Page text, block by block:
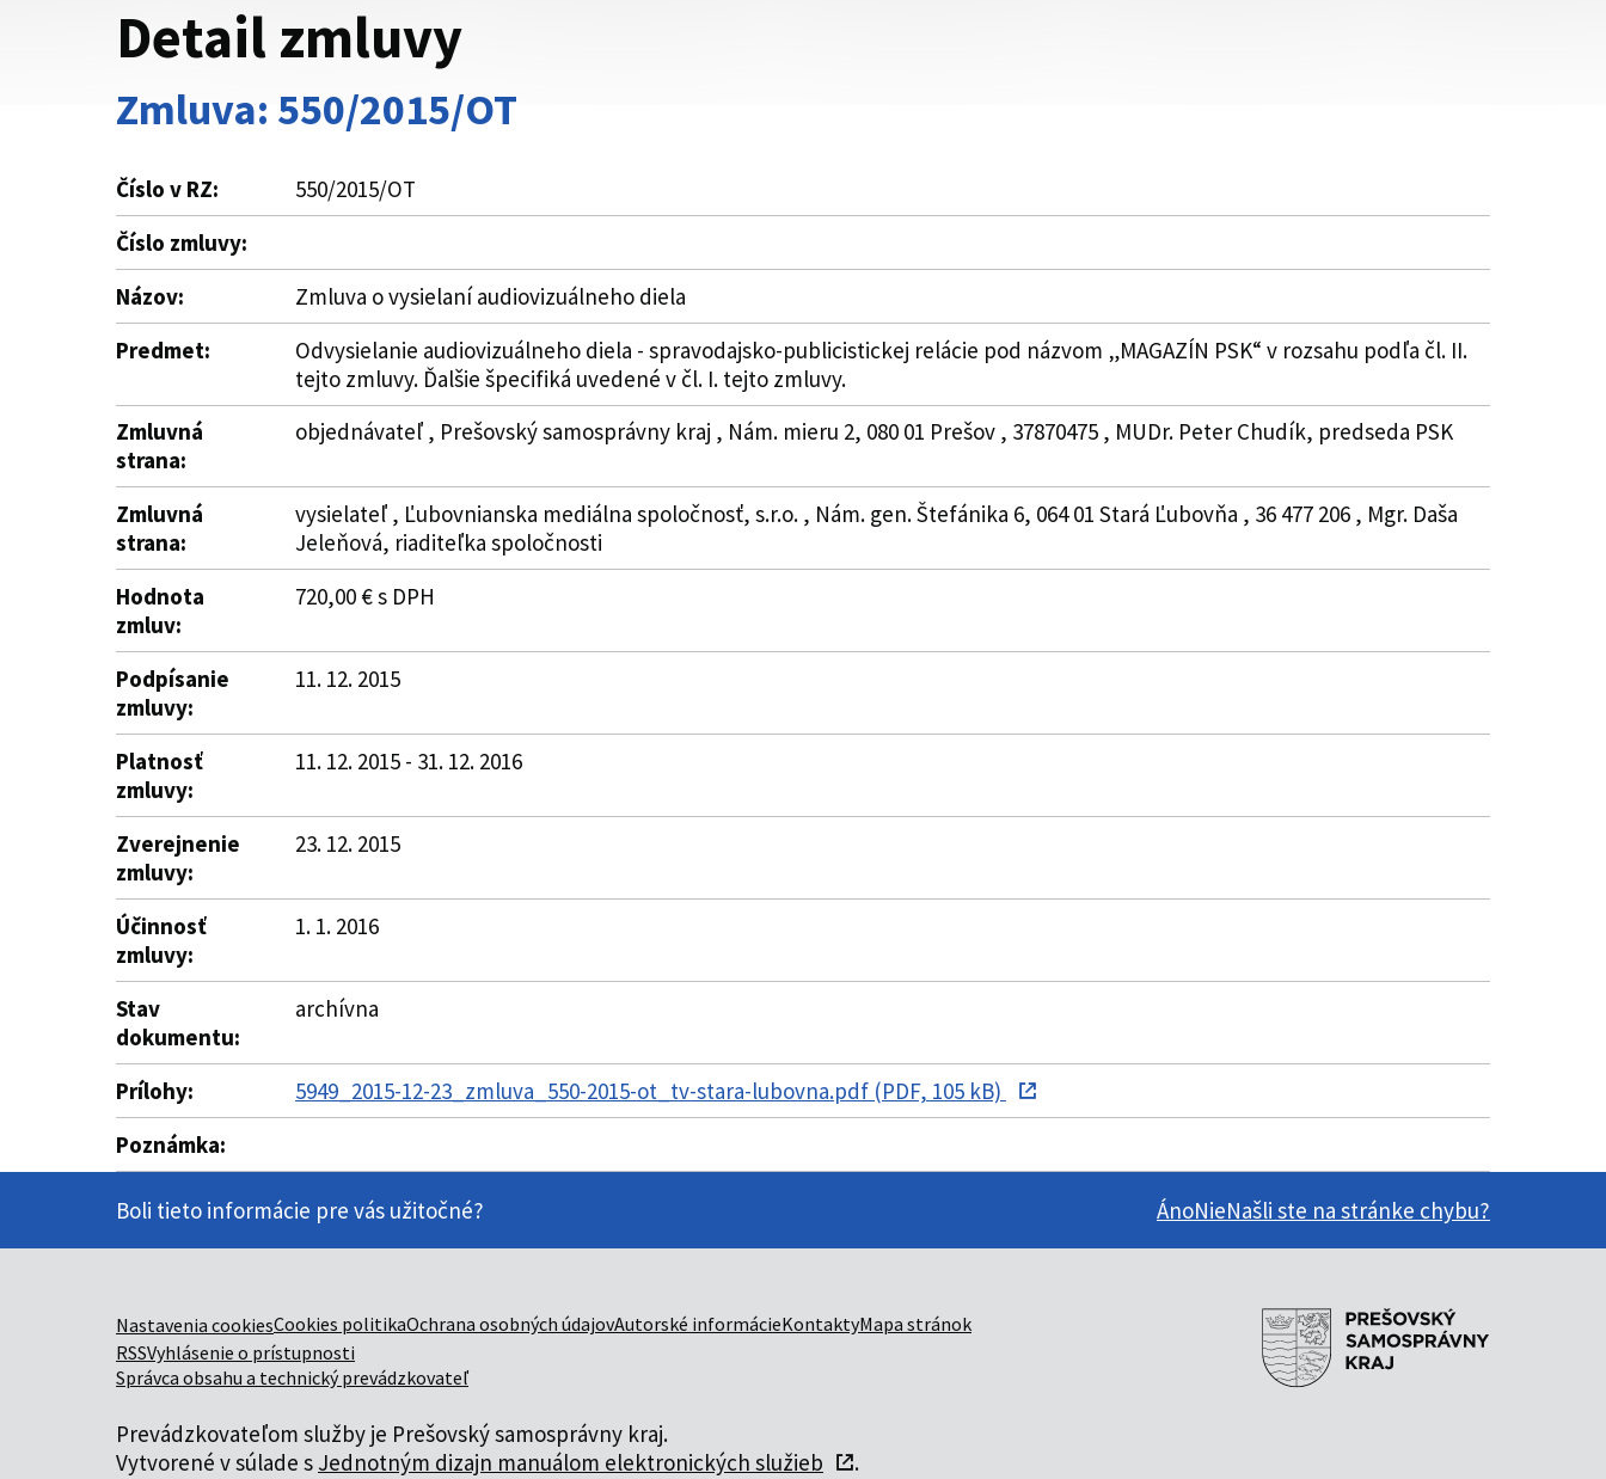
Detail zmluvy
Zmluva: 550/2015/OT
Číslo v RZ:
550/2015/OT
Číslo zmluvy:
Názov:
Zmluva o vysielaní audiovizuálneho diela
Predmet:
Odvysielanie audiovizuálneho diela - spravodajsko-publicistickej relácie pod názvom „MAGAZÍN PSK“ v rozsahu podľa čl. II.
tejto zmluvy. Ďalšie špecifiká uvedené v čl. I. tejto zmluvy.
Zmluvná
strana:
objednávateľ , Prešovský samosprávny kraj , Nám. mieru 2, 080 01 Prešov , 37870475 , MUDr. Peter Chudík, predseda PSK
Zmluvná
strana:
vysielateľ , Ľubovnianska mediálna spoločnosť, s.r.o. , Nám. gen. Štefánika 6, 064 01 Stará Ľubovňa , 36 477 206 , Mgr. Daša
Jeleňová, riaditeľka spoločnosti
Hodnota
zmluv:
720,00 € s DPH
Podpísanie
zmluvy:
11. 12. 2015
Platnosť
zmluvy:
11. 12. 2015 - 31. 12. 2016
Zverejnenie
zmluvy:
23. 12. 2015
Účinnosť
zmluvy:
1. 1. 2016
Stav
dokumentu:
archívna
Prílohy:
5949_2015-12-23_zmluva_550-2015-ot_tv-stara-lubovna.pdf (PDF, 105 kB)
Poznámka:
Boli tieto informácie pre vás užitočné? ÁnoNieNašli ste na stránke chybu?
Nastavenia cookiesCookies politikaOchrana osobných údajovAutorské informácieKontaktyMapa stránok
RSSVyhlásenie o prístupnosti
Správca obsahu a technický prevádzkovateľ
Prevádzkovateľom služby je Prešovský samosprávny kraj.
Vytvorené v súlade s Jednotným dizajn manuálom elektronických služieb .